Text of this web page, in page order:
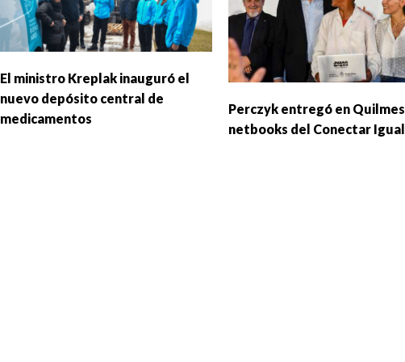
El ministro Kreplak inauguró el
nuevo depósito central de
medicamentos
Perczyk entregó en Quilmes
netbooks del Conectar